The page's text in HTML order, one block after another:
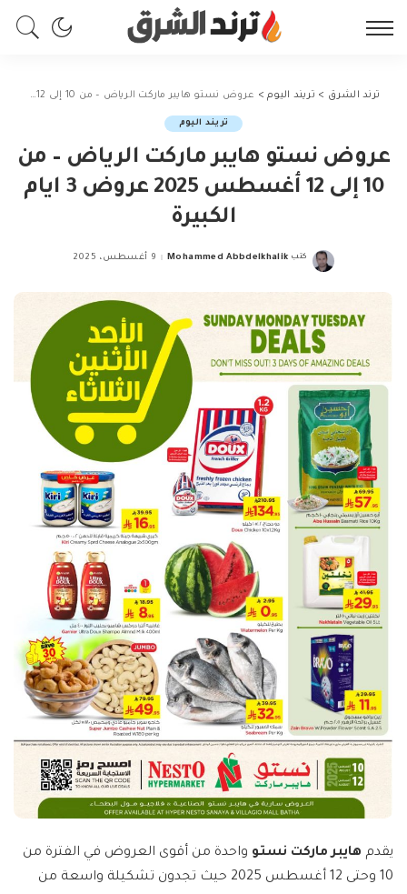
ترند الشرق > تريند اليوم> عروض نستو هايبر ماركت الرياض – من 10 إلى 12 أغسطس 2025 عروض 3 ايام الكبيرة
تريند اليوم
عروض نستو هايبر ماركت الرياض – من
10 إلى 12 أغسطس 2025 عروض 3 ايام
الكبيرة
Posted
كتب Mohammed Abbdelkhalik 9 أغسطس، 2025
يقدم هايبر ماركت نستو واحدة من أقوى العروض في الفترة من
10 وحتى 12 أغسطس 2025 حيث تجدون تشكيلة واسعة من